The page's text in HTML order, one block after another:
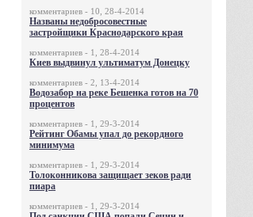
комментариев - 10, 28-4-2014
Названы недобросовестные
застройщики Краснодарского края
комментариев - 1, 28-4-2014
Киев выдвинул ультиматум Донецку
комментариев - 2, 13-4-2014
Водозабор на реке Бешенка готов на 70
процентов
комментариев - 1, 29-3-2014
Рейтинг Обамы упал до рекордного
минимума
комментариев - 1, 29-3-2014
Толоконникова защищает зеков ради
пиара
комментариев - 1, 29-3-2014